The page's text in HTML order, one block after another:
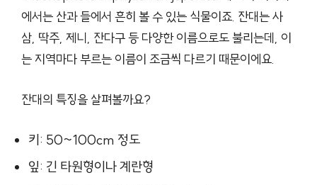
에서는 산과 들에서 흔히 볼 수 있는 식물이죠. 잔대는 사
삼, 딱주, 제니, 잔다구 등 다양한 이름으로도 불리는데, 이
는 지역마다 부르는 이름이 조금씩 다르기 때문이에요.
잔대의 특징을 살펴볼까요?
키: 50~100cm 정도
잎: 긴 타원형이나 계란형